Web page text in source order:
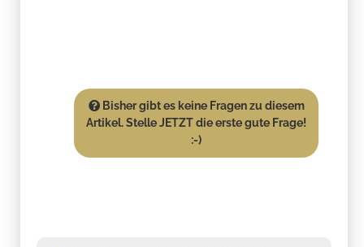
Bisher gibt es keine Fragen zu diesem
Artikel. Stelle JETZT die erste gute Frage!
:-)